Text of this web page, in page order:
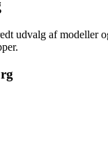
udvalg af